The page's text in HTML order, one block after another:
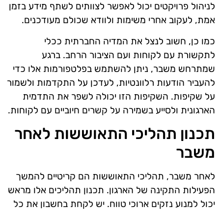
לניהול פרויקטים יכול לאפשר לצוותים לשתף מידע בזמן
אמת, לעקוב אחרי משימות ולוודא שכולם מעודכנים.
כמו כן, חשוב לנצל את המדיה החברתית ככלי
לתקשורת עם לקוחות ועם הציבור הרחב. ברגע
שמתרחש משבר, ניתן להשתמש בפלטפורמות אלו כדי
להעביר הודעות רלוונטיות, לעדכן על התקדמות ולשמור
על שקיפות. השקיפות הזו יכולה לשפר את התדמית
הארגונית ולסייע בשמירה על קשרים חיוביים עם לקוחות.
תכנון תהליכי התאוששות לאחר
משבר
לאחר משבר, תהליכי התאוששות הם קריטיים להמשך
הפעילות התקינה של הארגון. תכנון תהליכים אלו מראש
יכול למנוע נזקים ארוכי טווח. יש לקחת בחשבון את כל